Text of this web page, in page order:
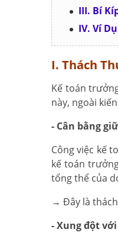
III. Bí
IV. Ví
I. Thách
Kế toán
này, ngoài
- Cân bằng
Công việc kế
kế toán
tổng thể của
→ Đây là
- Xung đột